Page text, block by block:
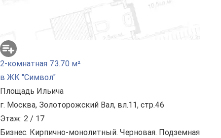
2-комнатная 73.70 м²
в ЖК "Символ"
Площадь Ильича
г. Москва, Золоторожский Вал, вл.11, стр.46
Этаж: 2 / 17
Бизнес. Кирпично-монолитный. Черновая. Подземная